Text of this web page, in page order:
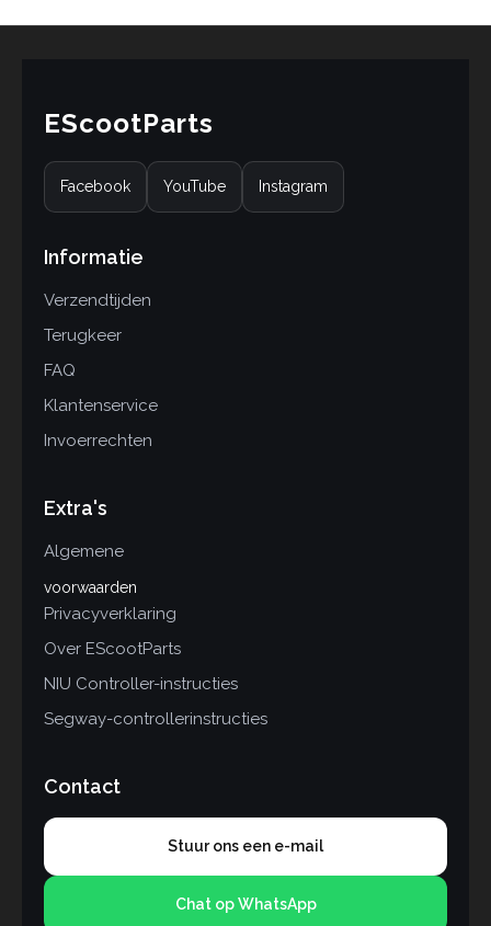
EScootParts
Facebook YouTube Instagram
Informatie
Verzendtijden
Terugkeer
FAQ
Klantenservice
Invoerrechten
Extra's
Algemene
voorwaarden
Privacyverklaring
Over EScootParts
NIU Controller-instructies
Segway-controllerinstructies
Contact
Stuur ons een e-mail
Chat op WhatsApp